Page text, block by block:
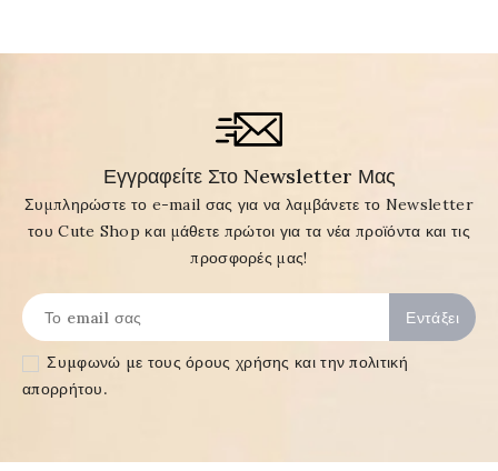
Εγγραφείτε Στο Newsletter Μας
Συμπληρώστε το e-mail σας για να λαμβάνετε το Newsletter
του Cute Shop και μάθετε πρώτοι για τα νέα προϊόντα και τις
προσφορές μας!
Συμφωνώ με τουςόρους χρήσης και την πολιτική
απορρήτου.